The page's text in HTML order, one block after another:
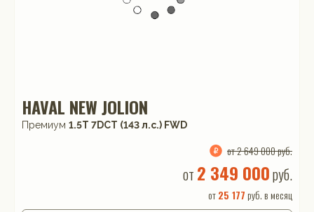
HAVAL NEW JOLION
Премиум 1.5T 7DCT (143 л.с.) FWD
от 2 649 000 руб.
от 2 349 000руб.
от25 177 руб. в месяц